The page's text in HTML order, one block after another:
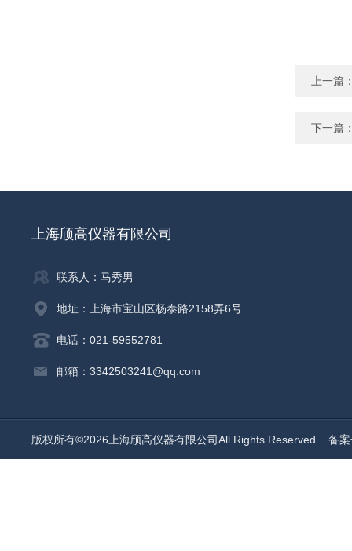
上一篇
下一篇
上海颀高仪器有限公司
联系人：马秀男
地址：上海市宝山区杨泰路2158弄6号
电话：021-59552781
邮箱：3342503241@qq.com
版权所有©2026上海颀高仪器有限公司All Rights Reserved 备